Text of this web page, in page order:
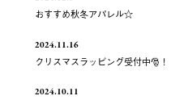
おすすめ秋冬アパレル☆
2024.11.16
クリスマスラッピング受付中🎅！
2024.10.11